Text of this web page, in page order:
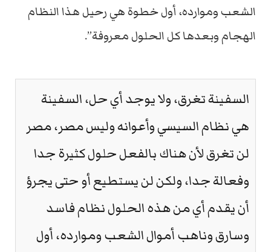
الشعب وموارده، أول خطوة هي رحيل هذا النظام
الهجام وبعدها كل الحلول معروفة”.
السفينة تغرق، ولا يوجد أي حل، السفينة
هي نظام السيسي وأعوانه وليس مصر، مصر
لن تغرق لأن هناك بالفعل حلول كثيرة جدا
وفعالة جدا، ولكن لن يستطيع أو حتى يجرؤ
أن يقدم أي من هذه الحلول نظام فاسد
وسارق وناهب أموال الشعب وموارده، أول